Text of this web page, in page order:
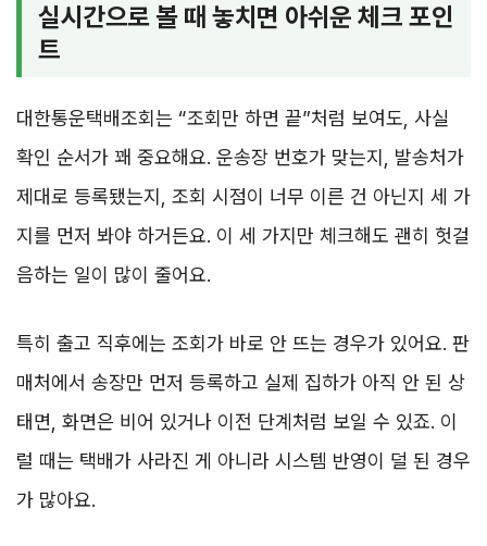
실시간으로 볼 때 놓치면 아쉬운 체크 포인
트
대한통운택배조회는 “조회만 하면 끝”처럼 보여도, 사실
확인 순서가 꽤 중요해요. 운송장 번호가 맞는지, 발송처가
제대로 등록됐는지, 조회 시점이 너무 이른 건 아닌지 세 가
지를 먼저 봐야 하거든요. 이 세 가지만 체크해도 괜히 헛걸
음하는 일이 많이 줄어요.
특히 출고 직후에는 조회가 바로 안 뜨는 경우가 있어요. 판
매처에서 송장만 먼저 등록하고 실제 집하가 아직 안 된 상
태면, 화면은 비어 있거나 이전 단계처럼 보일 수 있죠. 이
럴 때는 택배가 사라진 게 아니라 시스템 반영이 덜 된 경우
가 많아요.